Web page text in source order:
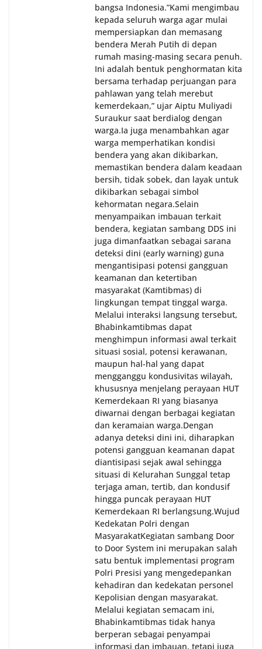
bangsa Indonesia.‎‎”Kami mengimbau
kepada seluruh warga agar mulai
mempersiapkan dan memasang
bendera Merah Putih di depan
rumah masing-masing secara penuh.
Ini adalah bentuk penghormatan kita
bersama terhadap perjuangan para
pahlawan yang telah merebut
kemerdekaan,” ujar Aiptu Muliyadi
Suraukur saat berdialog dengan
warga.‎‎Ia juga menambahkan agar
warga memperhatikan kondisi
bendera yang akan dikibarkan,
memastikan bendera dalam keadaan
bersih, tidak sobek, dan layak untuk
dikibarkan sebagai simbol
kehormatan negara.‎‎‎Selain
menyampaikan imbauan terkait
bendera, kegiatan sambang DDS ini
juga dimanfaatkan sebagai sarana
deteksi dini (early warning) guna
mengantisipasi potensi gangguan
keamanan dan ketertiban
masyarakat (Kamtibmas) di
lingkungan tempat tinggal warga.
Melalui interaksi langsung tersebut,
Bhabinkamtibmas dapat
menghimpun informasi awal terkait
situasi sosial, potensi kerawanan,
maupun hal-hal yang dapat
mengganggu kondusivitas wilayah,
khususnya menjelang perayaan HUT
Kemerdekaan RI yang biasanya
diwarnai dengan berbagai kegiatan
dan keramaian warga.‎‎Dengan
adanya deteksi dini ini, diharapkan
potensi gangguan keamanan dapat
diantisipasi sejak awal sehingga
situasi di Kelurahan Sunggal tetap
terjaga aman, tertib, dan kondusif
hingga puncak perayaan HUT
Kemerdekaan RI berlangsung.‎‎Wujud
Kedekatan Polri dengan
Masyarakat‎Kegiatan sambang Door
to Door System ini merupakan salah
satu bentuk implementasi program
Polri Presisi yang mengedepankan
kehadiran dan kedekatan personel
Kepolisian dengan masyarakat.
Melalui kegiatan semacam ini,
Bhabinkamtibmas tidak hanya
berperan sebagai penyampai
informasi dan imbauan, tetapi juga